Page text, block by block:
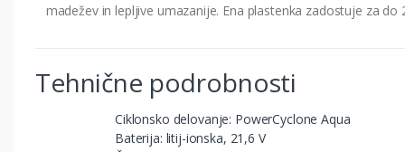
madežev in lepljive umazanije. Ena plastenka zadostuje za do
Tehnične podrobnosti
Ciklonsko delovanje: PowerCyclone Aqua
Baterija: litij-ionska, 21,6 V